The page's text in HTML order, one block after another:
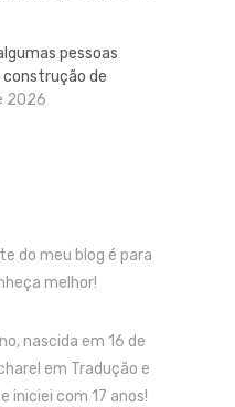
pessoas
construção de
2026
do meu blog é para
melhor!
nascida em 16 de
em Tradução e
iniciei com 17 anos!